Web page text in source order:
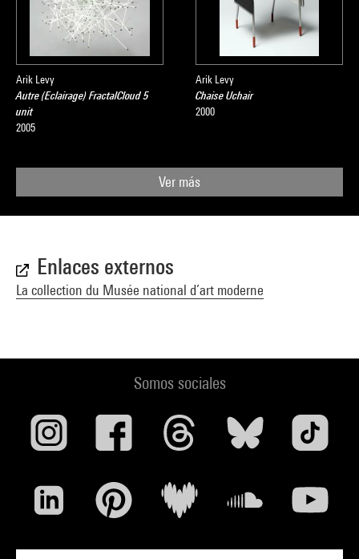
Arik Levy
Autre (Eclairage) FractalCloud 5
unit
2005
Arik Levy
Chaise Uchair
2000
Ver más
Enlaces externos
La collection du Musée national d’art moderne
Somos sociales